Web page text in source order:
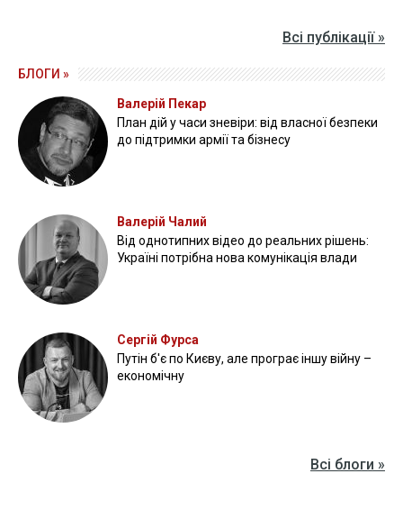
Всі публікації »
БЛОГИ »
Валерій Пекар
План дій у часи зневіри: від власної безпеки
до підтримки армії та бізнесу
Валерій Чалий
Від однотипних відео до реальних рішень:
Україні потрібна нова комунікація влади
Сергій Фурса
Путін б'є по Києву, але програє іншу війну –
економічну
Всі блоги »